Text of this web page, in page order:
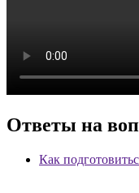
Ответы на
Как